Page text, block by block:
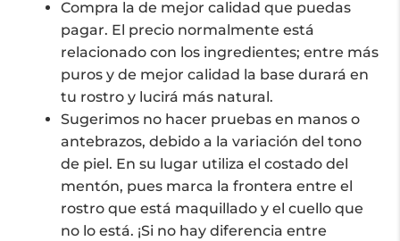
Compra la de mejor calidad que puedas
pagar. El precio normalmente está
relacionado con los ingredientes; entre más
puros y de mejor calidad la base durará en
tu rostro y lucirá más natural.
Sugerimos no hacer pruebas en manos o
antebrazos, debido a la variación del tono
de piel. En su lugar utiliza el costado del
mentón, pues marca la frontera entre el
rostro que está maquillado y el cuello que
no lo está. ¡Si no hay diferencia entre